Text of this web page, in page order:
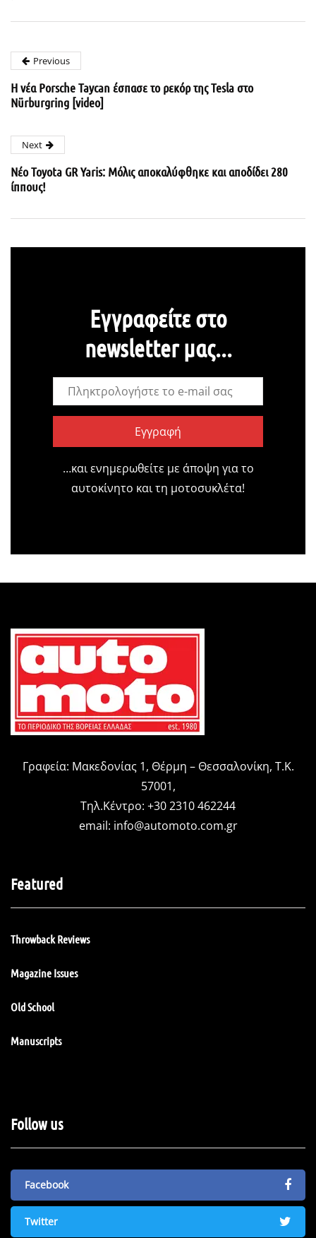
Previous
Η νέα Porsche Taycan έσπασε το ρεκόρ της Tesla στο
Nürburgring [video]
Next
Νέο Toyota GR Yaris: Μόλις αποκαλύφθηκε και αποδίδει 280
ίππους!
Εγγραφείτε στο
newsletter μας...
Εγγραφή
…και ενημερωθείτε με άποψη για το
αυτοκίνητο και τη μοτοσυκλέτα!
Γραφεία: Μακεδονίας 1, Θέρμη – Θεσσαλονίκη, Τ.Κ.
57001,
Τηλ.Κέντρο: +30 2310 462244
email: info@automoto.com.gr
Featured
Throwback Reviews
Magazine Issues
Old School
Manuscripts
Follow us
Facebook
Twitter